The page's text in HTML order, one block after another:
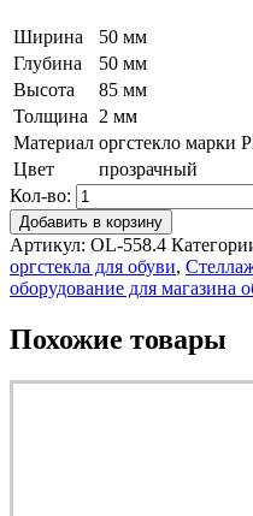
Ширина
50 мм
Глубина
50 мм
Высота
85 мм
Толщина
2 мм
Материал оргстекло марки
Цвет
прозрачный
Кол-во:
Добавить в корзину
Артикул: OL-558.4
оргстекла для обуви,
оборудование для магазина
Похожие товары